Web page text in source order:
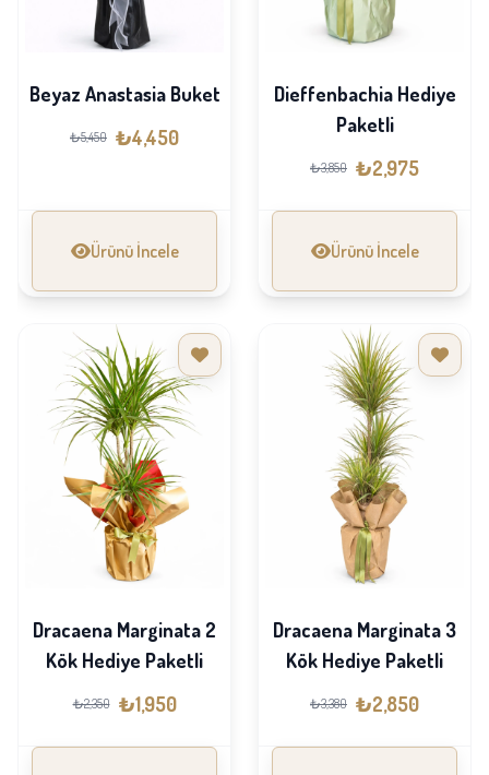
Beyaz Anastasia Buket
₺5,450 ₺4,450
Ürünü İncele
Dieffenbachia Hediye
Paketli
₺3,850 ₺2,975
Ürünü İncele
Dracaena Marginata 2
Kök Hediye Paketli
₺2,350 ₺1,950
Dracaena Marginata 3
Kök Hediye Paketli
₺3,380 ₺2,850